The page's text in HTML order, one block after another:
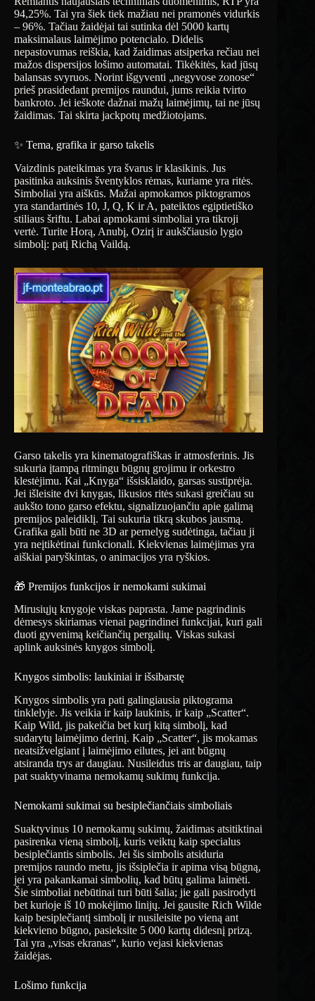
94,25%. Tai yra šiek tiek mažiau nei pramonės vidurkis
– 96%. Tačiau žaidėjai tai sutinka dėl 5000 kartų
maksimalaus laimėjimo potencialo. Didelis
nepastovumas reiškia, kad žaidimas atsiperka rečiau nei
mažos dispersijos lošimo automatai. Tikėkitės, kad jūsų
balansas svyruos. Norint išgyventi „negyvose zonose“
prieš prasidedant premijos raundui, jums reikia tvirto
bankroto. Jei ieškote dažnai mažų laimėjimų, tai ne jūsų
žaidimas. Tai skirta jackpotų medžiotojams.
✨ Tema, grafika ir garso takelis
Vaizdinis pateikimas yra švarus ir klasikinis. Jus
pasitinka auksinis šventyklos rėmas, kuriame yra ritės.
Simboliai yra aiškūs. Mažai apmokamos piktogramos
yra standartinės 10, J, Q, K ir A, pateiktos egiptietiško
stiliaus šriftu. Labai apmokami simboliai yra tikroji
vertė. Turite Horą, Anubį, Ozirį ir aukščiausio lygio
simbolį: patį Richą Vaildą.
Garso takelis yra kinematografiškas ir atmosferinis. Jis
sukuria įtampą ritmingu būgnų grojimu ir orkestro
klestėjimu. Kai „Knyga“ išsisklaido, garsas sustiprėja.
Jei išleisite dvi knygas, likusios ritės sukasi greičiau su
aukšto tono garso efektu, signalizuojančiu apie galimą
premijos paleidiklį. Tai sukuria tikrą skubos jausmą.
Grafika gali būti ne 3D ar pernelyg sudėtinga, tačiau ji
yra neįtikėtinai funkcionali. Kiekvienas laimėjimas yra
aiškiai paryškintas, o animacijos yra ryškios.
🎁 Premijos funkcijos ir nemokami sukimai
Mirusiųjų knygoje viskas paprasta. Jame pagrindinis
dėmesys skiriamas vienai pagrindinei funkcijai, kuri gali
duoti gyvenimą keičiančių pergalių. Viskas sukasi
aplink auksinės knygos simbolį.
Knygos simbolis: laukiniai ir išsibarstę
Knygos simbolis yra pati galingiausia piktograma
tinklelyje. Jis veikia ir kaip laukinis, ir kaip „Scatter“.
Kaip Wild, jis pakeičia bet kurį kitą simbolį, kad
sudarytų laimėjimo derinį. Kaip „Scatter“, jis mokamas
neatsižvelgiant į laimėjimo eilutes, jei ant būgnų
atsiranda trys ar daugiau. Nusileidus tris ar daugiau, taip
pat suaktyvinama nemokamų sukimų funkcija.
Nemokami sukimai su besiplečiančiais simboliais
Suaktyvinus 10 nemokamų sukimų, žaidimas atsitiktinai
pasirenka vieną simbolį, kuris veiktų kaip specialus
besiplečiantis simbolis. Jei šis simbolis atsiduria
premijos raundo metu, jis išsiplečia ir apima visą būgną,
jei yra pakankamai simbolių, kad būtų galima laimėti.
Šie simboliai nebūtinai turi būti šalia; jie gali pasirodyti
bet kurioje iš 10 mokėjimo linijų. Jei gausite Rich Wilde
kaip besiplečiantį simbolį ir nusileisite po vieną ant
kiekvieno būgno, pasieksite 5 000 kartų didesnį prizą.
Tai yra „visas ekranas“, kurio vejasi kiekvienas
žaidėjas.
Lošimo funkcija